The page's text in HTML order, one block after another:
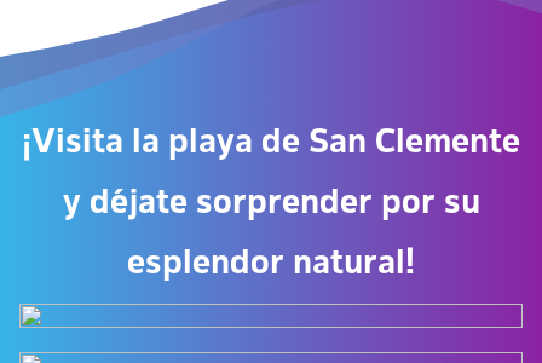
¡Visita la playa de San Clemente
y déjate sorprender por su
esplendor natural!